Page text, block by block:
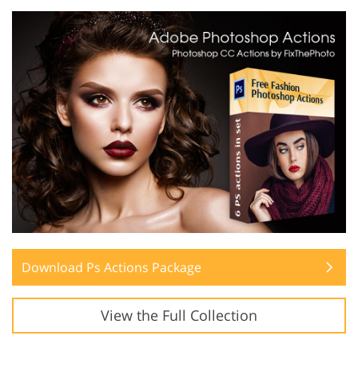
Download Ps Actions Package
View the Full Collection